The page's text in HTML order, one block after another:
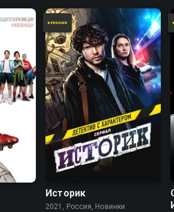
Историк
2021, Россия, Новинки